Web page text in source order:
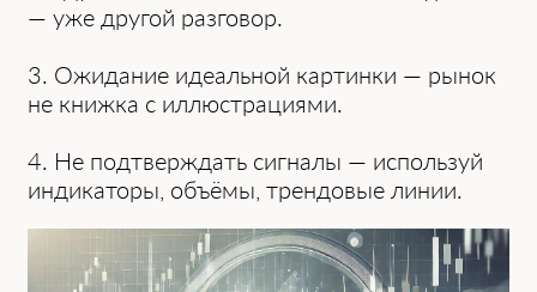
— уже другой разговор.
3. Ожидание идеальной картинки — рынок
не книжка с иллюстрациями.
4. Не подтверждать сигналы — используй
индикаторы, объёмы, трендовые линии.